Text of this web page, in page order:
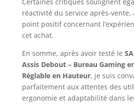
la
surtout
bonne
réactivité du service après-
point positif concernant
cet achat.
En somme, après avoir testé le
Assis Debout – Bureau Gaming
Réglable en Hauteur, je suis
parfaitement aux attentes des
ergonomie et adaptabilité dans